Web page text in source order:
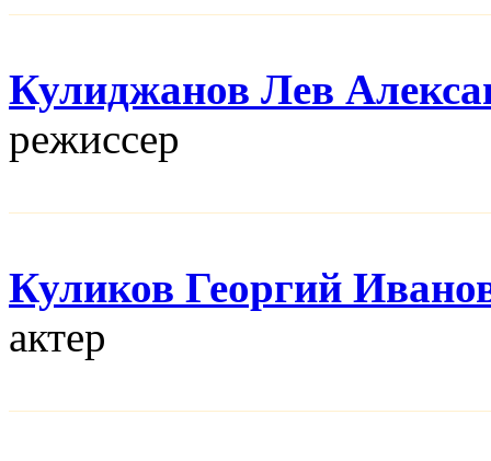
Кулиджанов Лев
режисcер
Куликов Георгий
актер